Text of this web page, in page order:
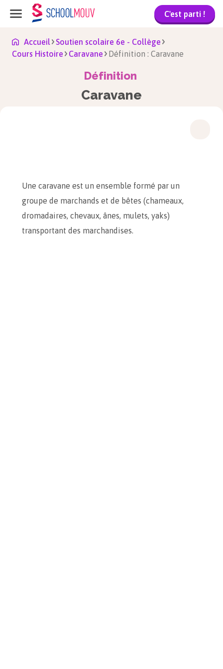
C'est parti !
Accueil
Soutien scolaire 6e - Collège
Cours Histoire
Caravane Définition : Caravane
Définition
Caravane
Une caravane est un ensemble formé par un
groupe de marchands et de bêtes (chameaux,
dromadaires, chevaux, ânes, mulets, yaks)
transportant des marchandises.